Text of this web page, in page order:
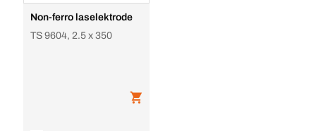
Non-ferro laselektrode
TS 9604, 2.5 x 350